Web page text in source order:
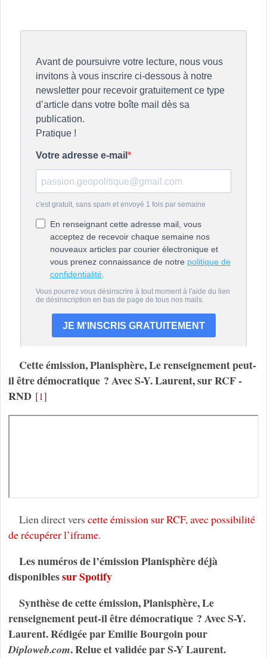
Cette émission, Planisphère, Le renseignement peut-
il être démocratique ? Avec S-Y. Laurent, sur RCF -
RND[1]
Lien direct vers cette émission sur RCF, avec possibilité
de récupérer l’iframe.
Les numéros de l’émission Planisphère déjà
disponiblessur Spotify
Synthèse de cette émission, Planisphère, Le
renseignement peut-il être démocratique ? Avec S-Y.
Laurent. Rédigée par Emilie Bourgoin pour
Diploweb.com.Relue et validée par S-Y Laurent.